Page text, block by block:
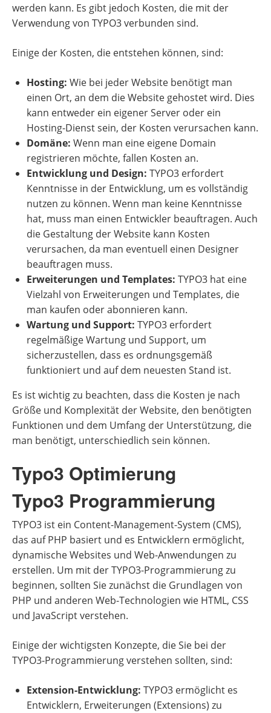
werden kann. Es gibt jedoch Kosten, die mit der
Verwendung von TYPO3 verbunden sind.
Einige der Kosten, die entstehen können, sind:
Hosting: Wie bei jeder Website benötigt man
einen Ort, an dem die Website gehostet wird. Dies
kann entweder ein eigener Server oder ein
Hosting-Dienst sein, der Kosten verursachen kann.
Domäne: Wenn man eine eigene Domain
registrieren möchte, fallen Kosten an.
Entwicklung und Design: TYPO3 erfordert
Kenntnisse in der Entwicklung, um es vollständig
nutzen zu können. Wenn man keine Kenntnisse
hat, muss man einen Entwickler beauftragen. Auch
die Gestaltung der Website kann Kosten
verursachen, da man eventuell einen Designer
beauftragen muss.
Erweiterungen und Templates: TYPO3 hat eine
Vielzahl von Erweiterungen und Templates, die
man kaufen oder abonnieren kann.
Wartung und Support: TYPO3 erfordert
regelmäßige Wartung und Support, um
sicherzustellen, dass es ordnungsgemäß
funktioniert und auf dem neuesten Stand ist.
Es ist wichtig zu beachten, dass die Kosten je nach
Größe und Komplexität der Website, den benötigten
Funktionen und dem Umfang der Unterstützung, die
man benötigt, unterschiedlich sein können.
Typo3 Optimierung
Typo3 Programmierung
TYPO3 ist ein Content-Management-System (CMS),
das auf PHP basiert und es Entwicklern ermöglicht,
dynamische Websites und Web-Anwendungen zu
erstellen. Um mit der TYPO3-Programmierung zu
beginnen, sollten Sie zunächst die Grundlagen von
PHP und anderen Web-Technologien wie HTML, CSS
und JavaScript verstehen.
Einige der wichtigsten Konzepte, die Sie bei der
TYPO3-Programmierung verstehen sollten, sind:
Extension-Entwicklung: TYPO3 ermöglicht es
Entwicklern, Erweiterungen (Extensions) zu